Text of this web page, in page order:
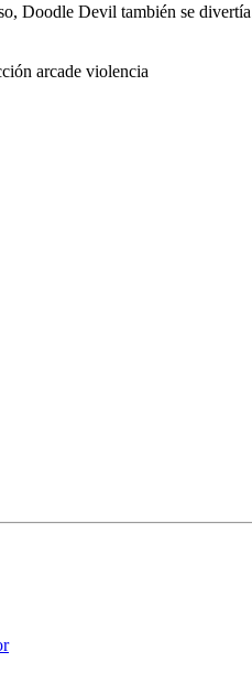
Doodle Devil también se
arcade violencia